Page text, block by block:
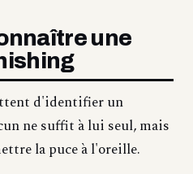
une
d'identifier un
ne suffit à lui seul, mais
la puce à l'oreille.